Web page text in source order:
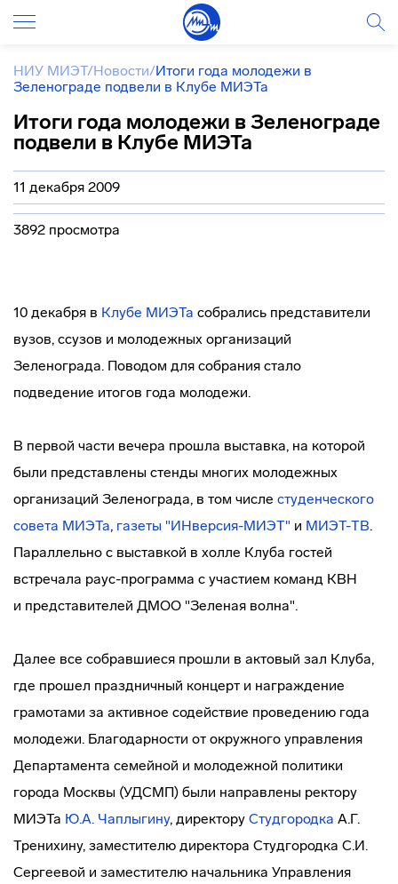
НИУ МИЭТ/Новости/Итоги года молодежи в
Зеленограде подвели в Клубе МИЭТа
Итоги года молодежи в Зеленограде
подвели в Клубе МИЭТа
11 декабря 2009
3892 просмотра
10 декабря в Клубе МИЭТа собрались представители
вузов, ссузов и молодежных организаций
Зеленограда. Поводом для собрания стало
подведение итогов года молодежи.
В первой части вечера прошла выставка, на которой
были представлены стенды многих молодежных
организаций Зеленограда, в том числе студенческого
совета МИЭТа, газеты "ИНверсия-МИЭТ" и МИЭТ-ТВ.
Параллельно с выставкой в холле Клуба гостей
встречала раус-программа с участием команд КВН
и представителей ДМОО "Зеленая волна".
Далее все собравшиеся прошли в актовый зал Клуба,
где прошел праздничный концерт и награждение
грамотами за активное содействие проведению года
молодежи. Благодарности от окружного управления
Департамента семейной и молодежной политики
города Москвы (УДСМП) были направлены ректору
МИЭТа Ю.А. Чаплыгину, директору Студгородка А.Г.
Тренихину, заместителю директора Студгородка С.И.
Сергеевой и заместителю начальника Управления